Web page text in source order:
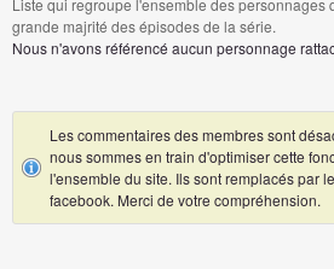
Liste qui regroupe l'ensemble des personnages
grande majrité des épisodes de la série.
Nous n'avons référencé aucun personnage
Les commentaires des membres sont
nous sommes en train d'optimiser cette
l'ensemble du site. Ils sont remplacés par
facebook. Merci de votre compréhension.